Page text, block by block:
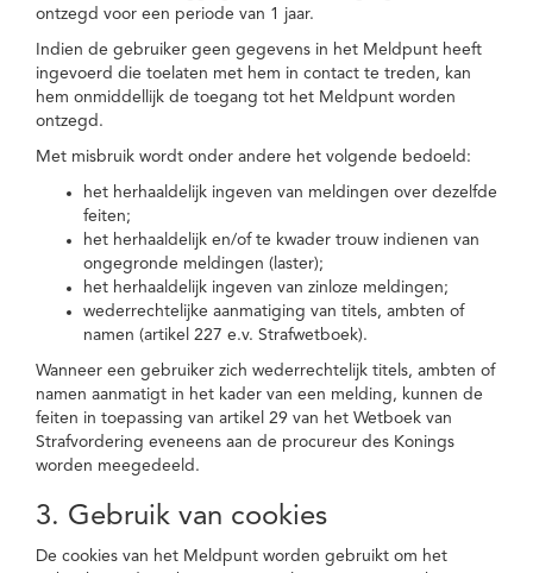
ontzegd voor een periode van 1 jaar.
Indien de gebruiker geen gegevens in het Meldpunt heeft
ingevoerd die toelaten met hem in contact te treden, kan
hem onmiddellijk de toegang tot het Meldpunt worden
ontzegd.
Met misbruik wordt onder andere het volgende bedoeld:
het herhaaldelijk ingeven van meldingen over dezelfde
feiten;
het herhaaldelijk en/of te kwader trouw indienen van
ongegronde meldingen (laster);
het herhaaldelijk ingeven van zinloze meldingen;
wederrechtelijke aanmatiging van titels, ambten of
namen (artikel 227 e.v. Strafwetboek).
Wanneer een gebruiker zich wederrechtelijk titels, ambten of
namen aanmatigt in het kader van een melding, kunnen de
feiten in toepassing van artikel 29 van het Wetboek van
Strafvordering eveneens aan de procureur des Konings
worden meegedeeld.
3. Gebruik van cookies
De cookies van het Meldpunt worden gebruikt om het